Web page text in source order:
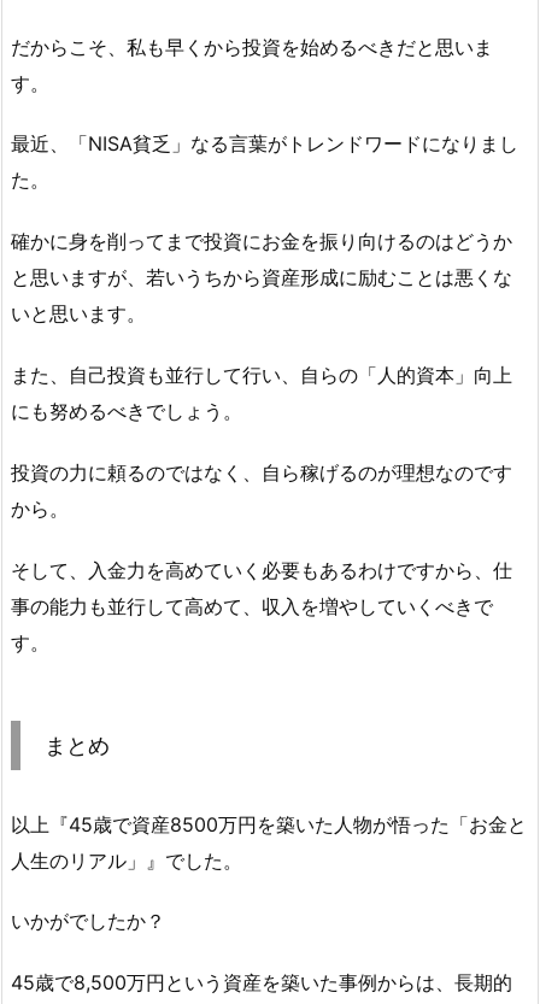
だからこそ、私も早くから投資を始めるべきだと思いま
す。
最近、「NISA貧乏」なる言葉がトレンドワードになりまし
た。
確かに身を削ってまで投資にお金を振り向けるのはどうか
と思いますが、若いうちから資産形成に励むことは悪くな
いと思います。
また、自己投資も並行して行い、自らの「人的資本」向上
にも努めるべきでしょう。
投資の力に頼るのではなく、自ら稼げるのが理想なのです
から。
そして、入金力を高めていく必要もあるわけですから、仕
事の能力も並行して高めて、収入を増やしていくべきで
す。
まとめ
以上『45歳で資産8500万円を築いた人物が悟った「お金と
人生のリアル」』でした。
いかがでしたか？
45歳で8,500万円という資産を築いた事例からは、長期的